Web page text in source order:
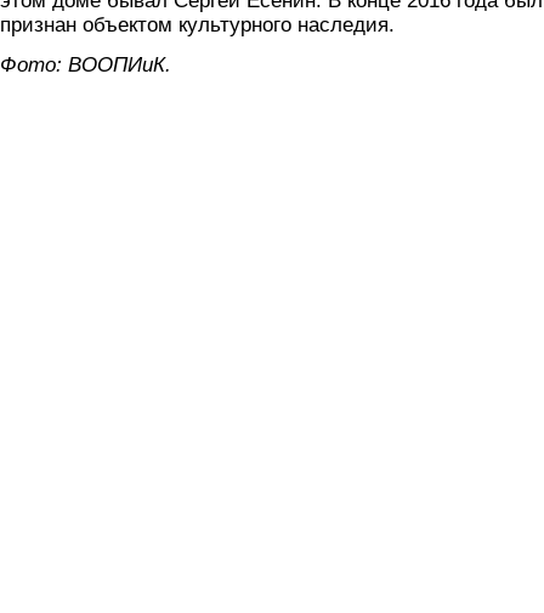
признан объектом культурного наследия.
Фото: ВООПИиК.